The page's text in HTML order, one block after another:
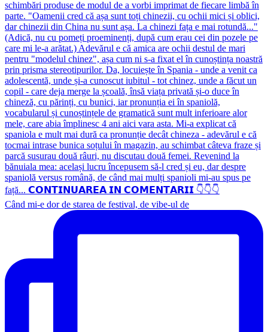
Când mi-e dor de starea de festival, de vibe-ul de